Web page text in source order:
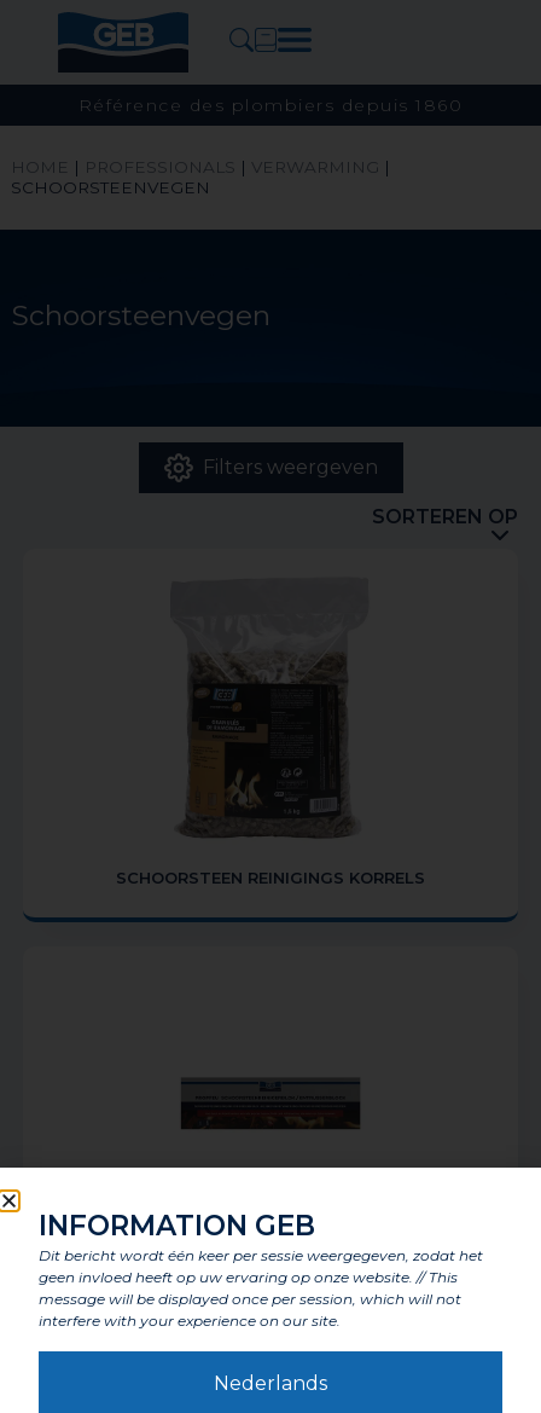
Référence des plombiers depuis 1860
HOME | PROFESSIONALS | VERWARMING |
SCHOORSTEENVEGEN
Schoorsteenvegen
Filters weergeven
SORTEREN OP
SCHOORSTEEN REINIGINGS KORRELS
SCHOORSTEENREINIGINGSBLOK
INFORMATION GEB
Dit bericht wordt één keer per sessie weergegeven, zodat het
geen invloed heeft op uw ervaring op onze website. // This
message will be displayed once per session, which will not
interfere with your experience on our site.
Nederlands